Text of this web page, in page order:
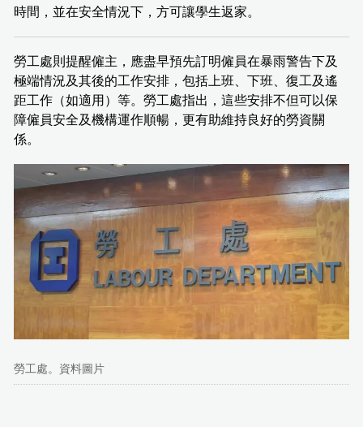
時間，並在安全情況下，方可讓學生返家。
勞工處則提醒僱主，應盡早預先訂明僱員在暴雨警告下及
極端情況及其後的工作安排，包括上班、下班、復工及遙
距工作（如適用）等。勞工處指出，這些安排不但可以保
障僱員安全及機構運作順暢，更有助維持良好的勞資關
係。
勞工處。資料圖片